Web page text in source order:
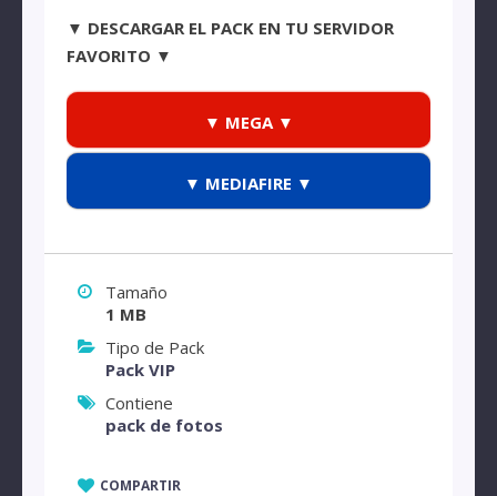
▼ DESCARGAR EL PACK EN TU SERVIDOR
FAVORITO ▼
▼ MEGA ▼
▼ MEDIAFIRE ▼
Tamaño
1 MB
Tipo de Pack
Pack VIP
Contiene
pack de fotos
COMPARTIR